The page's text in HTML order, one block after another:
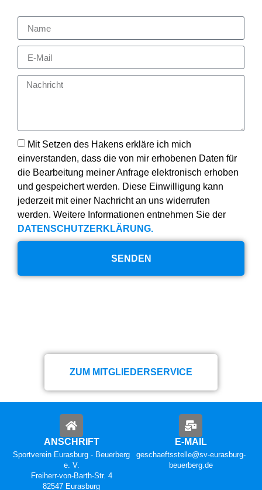
Mit Setzen des Hakens erkläre ich mich
einverstanden, dass die von mir erhobenen Daten für
die Bearbeitung meiner Anfrage elektronisch erhoben
und gespeichert werden. Diese Einwilligung kann
jederzeit mit einer Nachricht an uns widerrufen
werden. Weitere Informationen entnehmen Sie der
DATENSCHUTZERKLÄRUNG.
SENDEN
ZUM MITGLIEDERSERVICE
ANSCHRIFT
Sportverein Eurasburg - Beuerberg
e. V.
Freiherr-von-Barth-Str. 4
82547 Eurasburg
E-MAIL
geschaeftsstelle@sv-eurasburg-
beuerberg.de